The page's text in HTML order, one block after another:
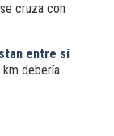
cruza con
entre sí
debería